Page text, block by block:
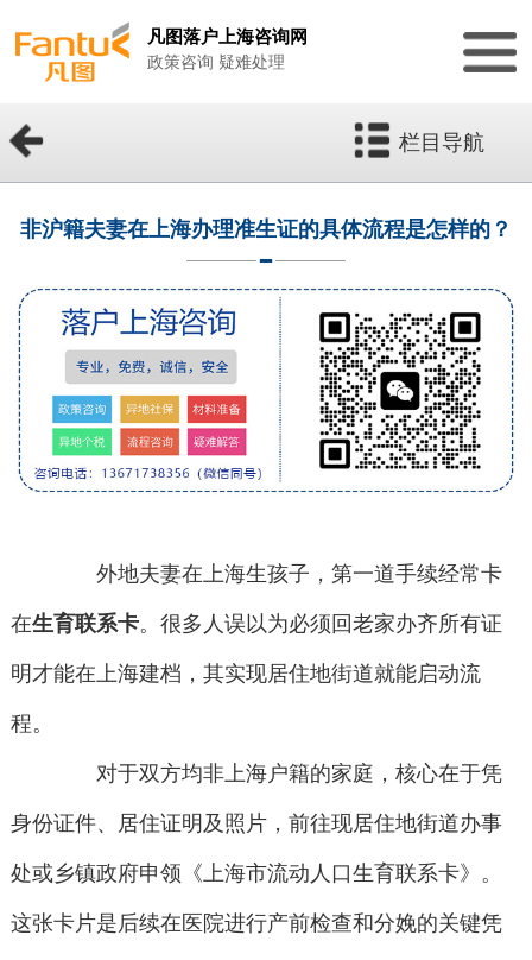
凡图落户上海咨询网
政策咨询 疑难处理
栏目导航
非沪籍夫妻在上海办理准生证的具体流程是怎样的？
外地夫妻在上海生孩子，第一道手续经常卡
在生育联系卡。很多人误以为必须回老家办齐所有证
明才能在上海建档，其实现居住地街道就能启动流
程。
对于双方均非上海户籍的家庭，核心在于凭
身份证件、居住证明及照片，前往现居住地街道办事
处或乡镇政府申领《上海市流动人口生育联系卡》。
这张卡片是后续在医院进行产前检查和分娩的关键凭